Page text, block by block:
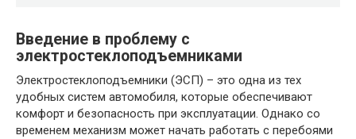
Введение в проблему с
электростеклоподъемниками
Электростеклоподъемники (ЭСП) – это одна из тех
удобных систем автомобиля, которые обеспечивают
комфорт и безопасность при эксплуатации. Однако со
временем механизм может начать работать с перебоями